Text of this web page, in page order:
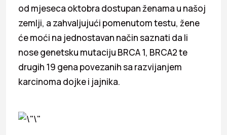
od mjeseca oktobra dostupan ženama u našoj
zemlji, a zahvaljujući pomenutom testu, žene
će moći na jednostavan način saznati da li
nose genetsku mutaciju BRCA 1, BRCA2 te
drugih 19 gena povezanih sa razvijanjem
karcinoma dojke i jajnika.